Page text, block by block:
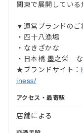
関東で展開してい
▼運営ブランドのご
・四十八漁場
・なきざかな
・日本橋 墨之栄
★ブランドサイト：
iness/
アクセス・最寄駅
店舗による